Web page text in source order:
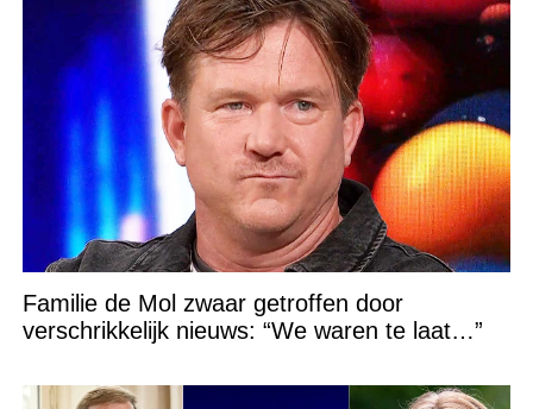
Familie de Mol zwaar getroffen door
verschrikkelijk nieuws: “We waren te laat…”